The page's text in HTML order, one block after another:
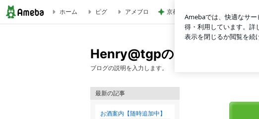
ホーム ピグ アメブロ 京都観光で立ち寄りたい和スイーツ
Henry@tgpのブログ
ブログの説明を入力します。
最新の記事
お酒案内【随時追加中】